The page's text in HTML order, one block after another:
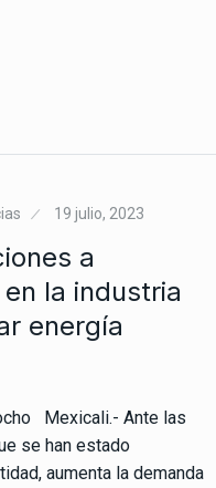
19 julio, 2023
a
la industria
energía
Mexicali.- Ante las
se han estado
aumenta la demanda